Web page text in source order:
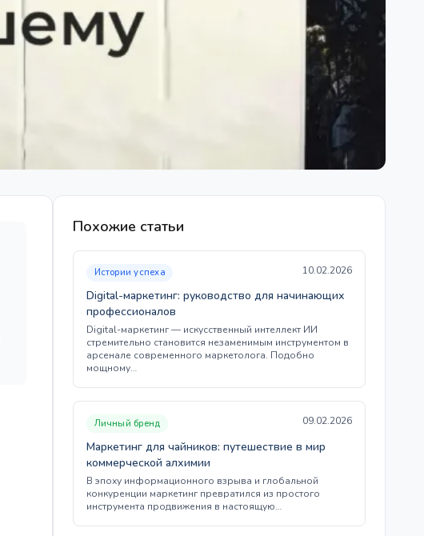
Похожие статьи
Истории успеха 10.02.2026
Digital-маркетинг: руководство для начинающих
профессионалов
Digital-маркетинг — искусственный интеллект ИИ
стремительно становится незаменимым инструментом в
арсенале современного маркетолога. Подобно
мощному…
Личный бренд 09.02.2026
Маркетинг для чайников: путешествие в мир
коммерческой алхимии
В эпоху информационного взрыва и глобальной
конкуренции маркетинг превратился из простого
инструмента продвижения в настоящую…